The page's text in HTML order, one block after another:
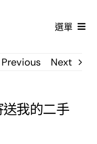
選單
Previous Next
我的二手